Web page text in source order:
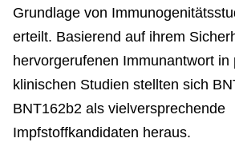
Grundlage von
erteilt. Basierend auf ihrem
hervorgerufenen Immunantwort in
klinischen Studien stellten sich
BNT162b2 als vielversprechende
Impfstoffkandidaten heraus.